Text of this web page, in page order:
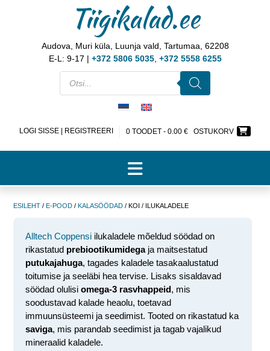
Tiigikalad.ee
Audova, Muri küla, Luunja vald, Tartumaa, 62208
E-L: 9-17 | +372 5806 5035, +372 5558 6255
LOGI SISSE | REGISTREERI 0 TOODET - 0.00 € OSTUKORV
ESILEHT / E-POOD / KALASÖÖDAD / KOI / ILUKALADELE
Alltech Coppensi ilukaladele mõeldud söödad on
rikastatud prebiootikumidegaja maitsestatud
putukajahuga, tagades kaladele tasakaalustatud
toitumise ja seeläbi hea tervise. Lisaks sisaldavad
söödad olulisi omega-3 rasvhappeid, mis
soodustavad kalade heaolu, toetavad
immuunsüsteemi ja seedimist. Tooted on rikastatud ka
saviga, mis parandab seedimist ja tagab vajalikud
mineraalid kaladele.